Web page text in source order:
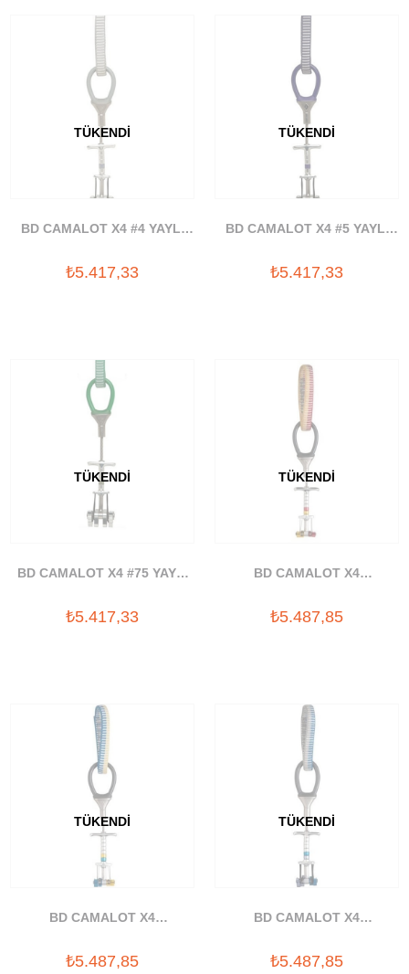
TÜKENDI
BD CAMALOT X4 #4 YAYLI
₺5.417,33
TÜKENDI
BD CAMALOT X4 #5 YAYLI
₺5.417,33
TÜKENDI
BD CAMALOT X4 #75 YAYLI
₺5.417,33
TÜKENDI
BD CAMALOT X4
₺5.487,85
TÜKENDI
BD CAMALOT X4
₺5.487,85
TÜKENDI
BD CAMALOT X4
₺5.487,85